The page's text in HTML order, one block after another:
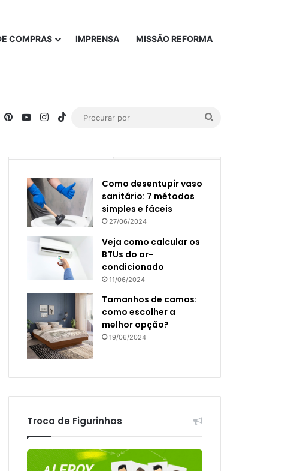
COMPRAS IMPRENSA MISSÃO REFORMA
PinterestYouTubeInstagram
TikTok
Como desentupir vaso
sanitário: 7 métodos
simples e fáceis
27/06/2024
Veja como calcular os
BTUs do ar-
condicionado
11/06/2024
Tamanhos de camas:
como escolher a
melhor opção?
19/06/2024
Troca de Figurinhas